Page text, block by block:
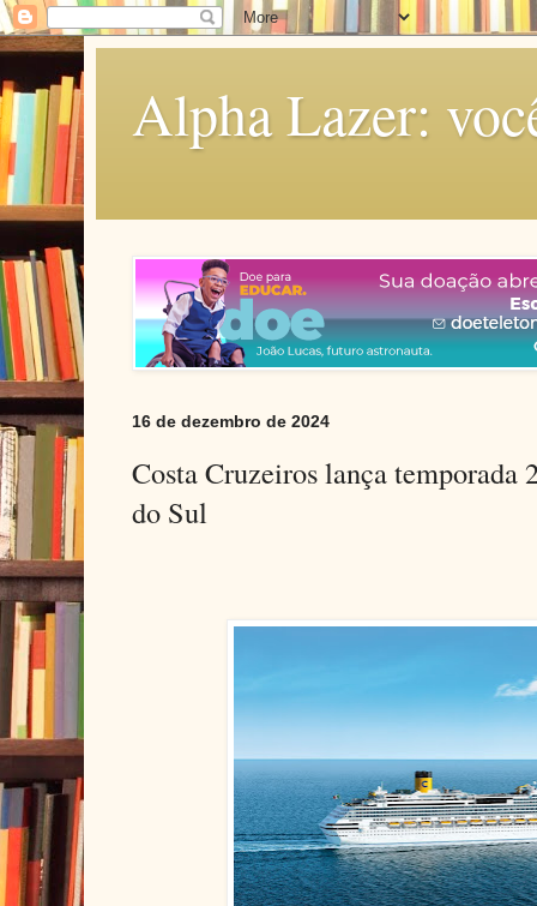
Alpha Lazer:
16 de dezembro de 2024
Costa Cruzeiros lança temporada
do Sul